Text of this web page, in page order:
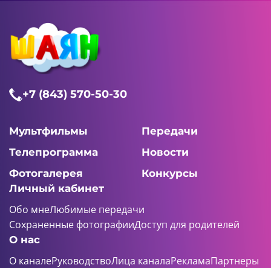
+7 (843) 570-50-30
Мультфильмы
Передачи
Телепрограмма
Новости
Фотогалерея
Конкурсы
Личный кабинет
Обо мнеЛюбимые передачи
Сохраненные фотографииДоступ для родителей
О нас
О каналеРуководствоЛица каналаРекламаПартнеры